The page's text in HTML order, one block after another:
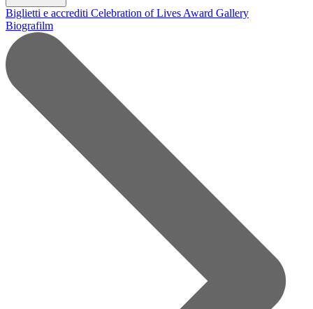
Biglietti e accrediti Celebration of Lives Award Gallery
Biografilm